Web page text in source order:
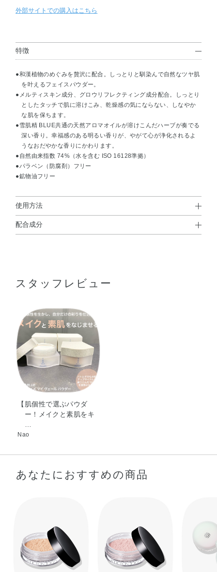
外部サイトでの購入はこちら
特徴
●和漢植物のめぐみを贅沢に配合。しっとりと馴染んで自然なツヤ肌
を叶えるフェイスパウダー。
●メルティスキン成分、グロウリフレクティング成分配合。しっとり
としたタッチで肌に溶けこみ、乾燥感の気にならない、しなやか
な肌を保ちます。
●雪肌精 BLUE共通の天然アロマオイルが溶けこんだハーブが奏でる
深い香り。幸福感のある明るい香りが、やがて心が浄化されるよ
うなおだやかな香りにかわります。
●自然由来指数 74%（水を含む ISO 16128準拠）
●パラベン（防腐剤）フリー
●鉱物油フリー
使用方法
使用方法
配合成分
タクリル酸メチルクロスポリマー・トリエチルヘキサノイ
ムギ種子発酵液・サンショウ果皮エキス・センプクカエキ
ス・BG・アミノプロピルトリエトキシシラン・エタノー
ル・ジメチコノール・ジメチコン・スクワラン・水・クロ
ルフェネシン・香料・マイカ・酸化鉄
スタッフレビュー
【肌個性で選ぶパウダ
ー！メイクと素肌をキ
…
Nao
あなたにおすすめの商品